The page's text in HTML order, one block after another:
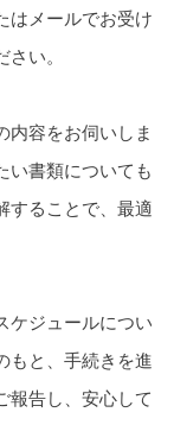
はメールでお受け
い。
内容をお伺いしま
い書類についても
することで、最適
ケジュールについ
もと、手続きを進
報告し、安心して